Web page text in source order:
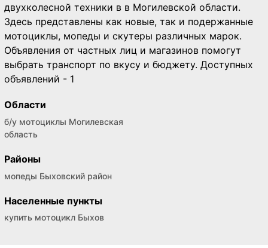
двухколесной техники в в Могилевской области.
Здесь представлены как новые, так и подержанные
мотоциклы, мопеды и скутеры различных марок.
Объявления от частных лиц и магазинов помогут
выбрать транспорт по вкусу и бюджету. Доступных
объявлений - 1
Области
б/у мотоциклы Могилевская
область
Районы
мопеды Быховский район
Населенные пункты
купить мотоцикл Быхов